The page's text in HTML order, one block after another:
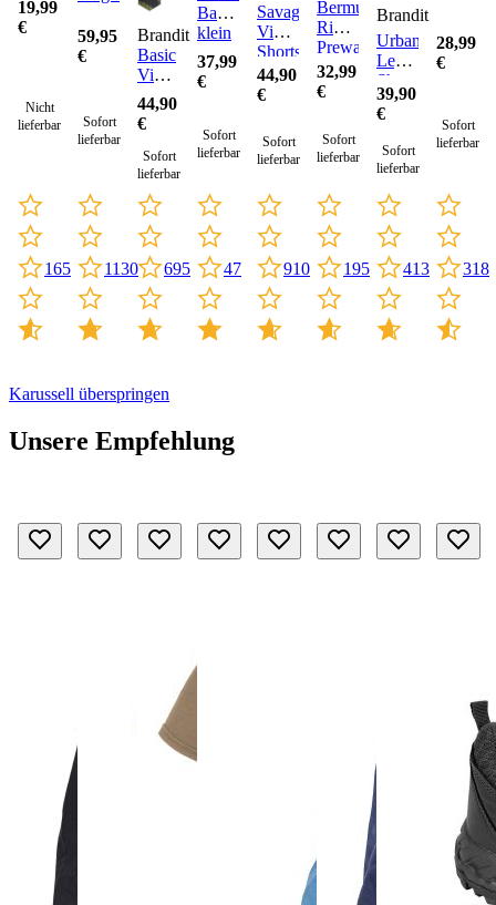
19,99
€
Nicht
lieferbar
165
59,95
€
Sofort
lieferbar
1130
Brandit
Basic
Vintage
Shorts
Cargo
44,90
€
Sofort
lieferbar
695
Barett
klein
37,99
€
Sofort
lieferbar
47
Savage
Vintage
Shorts
44,90
€
Sofort
lieferbar
910
Bermuda
Ripstop
Prewashed
32,99
€
Sofort
lieferbar
195
Brandit
Urban
Legend
Shorts
39,90
€
Sofort
lieferbar
413
28,99
€
Sofort
lieferbar
318
Karussell überspringen
Unsere Empfehlung